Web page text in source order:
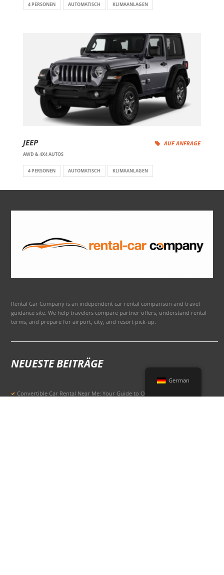
4 PERSONEN AUTOMATISCH KLIMAANLAGEN
JEEP
AWD & 4X4 AUTOS
AUF ANFRAGE
4 PERSONEN AUTOMATISCH KLIMAANLAGEN
Rental Car Company is an independent car rental comparison and travel
guidance site. We help travelers compare partner offers, understand rental
terms, and prepare for airport, city, and resort pick-up.
NEUESTE BEITRÄGE
Convertible Car Rental Near Me: Your Guide to Open-Air Driving
German